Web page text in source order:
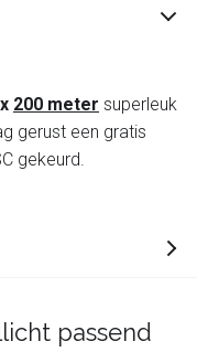
200 meter superleuk
gerust een gratis
gekeurd.
passend